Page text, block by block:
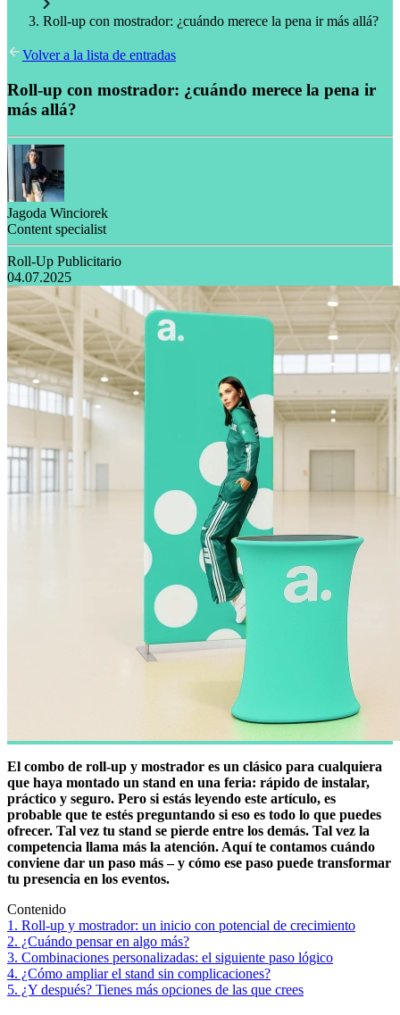
Roll-up con mostrador: ¿cuándo merece la pena ir más allá?
Volver a la lista de entradas
Roll-up con mostrador: ¿cuándo merece la pena ir
más allá?
Jagoda Winciorek
Content specialist
Roll-Up Publicitario
04.07.2025
El combo de roll-up y mostrador es un clásico para cualquiera
que haya montado un stand en una feria: rápido de instalar,
práctico y seguro. Pero si estás leyendo este artículo, es
probable que te estés preguntando si eso es todo lo que puedes
ofrecer. Tal vez tu stand se pierde entre los demás. Tal vez la
competencia llama más la atención. Aquí te contamos cuándo
conviene dar un paso más – y cómo ese paso puede transformar
tu presencia en los eventos.
Contenido
1. Roll-up y mostrador: un inicio con potencial de crecimiento
2. ¿Cuándo pensar en algo más?
3. Combinaciones personalizadas: el siguiente paso lógico
4. ¿Cómo ampliar el stand sin complicaciones?
5. ¿Y después? Tienes más opciones de las que crees